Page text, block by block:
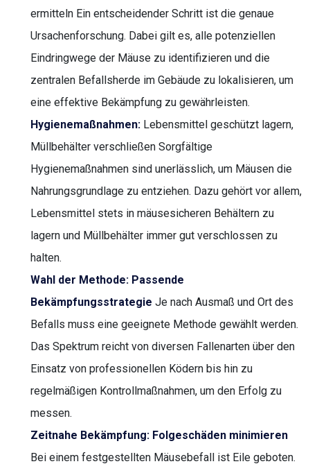
ermitteln Ein entscheidender Schritt ist die genaue
Ursachenforschung. Dabei gilt es, alle potenziellen
Eindringwege der Mäuse zu identifizieren und die
zentralen Befallsherde im Gebäude zu lokalisieren, um
eine effektive Bekämpfung zu gewährleisten.
Hygienemaßnahmen: Lebensmittel geschützt lagern,
Müllbehälter verschließen Sorgfältige
Hygienemaßnahmen sind unerlässlich, um Mäusen die
Nahrungsgrundlage zu entziehen. Dazu gehört vor allem,
Lebensmittel stets in mäusesicheren Behältern zu
lagern und Müllbehälter immer gut verschlossen zu
halten.
Wahl der Methode: Passende
Bekämpfungsstrategie Je nach Ausmaß und Ort des
Befalls muss eine geeignete Methode gewählt werden.
Das Spektrum reicht von diversen Fallenarten über den
Einsatz von professionellen Ködern bis hin zu
regelmäßigen Kontrollmaßnahmen, um den Erfolg zu
messen.
Zeitnahe Bekämpfung: Folgeschäden minimieren
Bei einem festgestellten Mäusebefall ist Eile geboten.